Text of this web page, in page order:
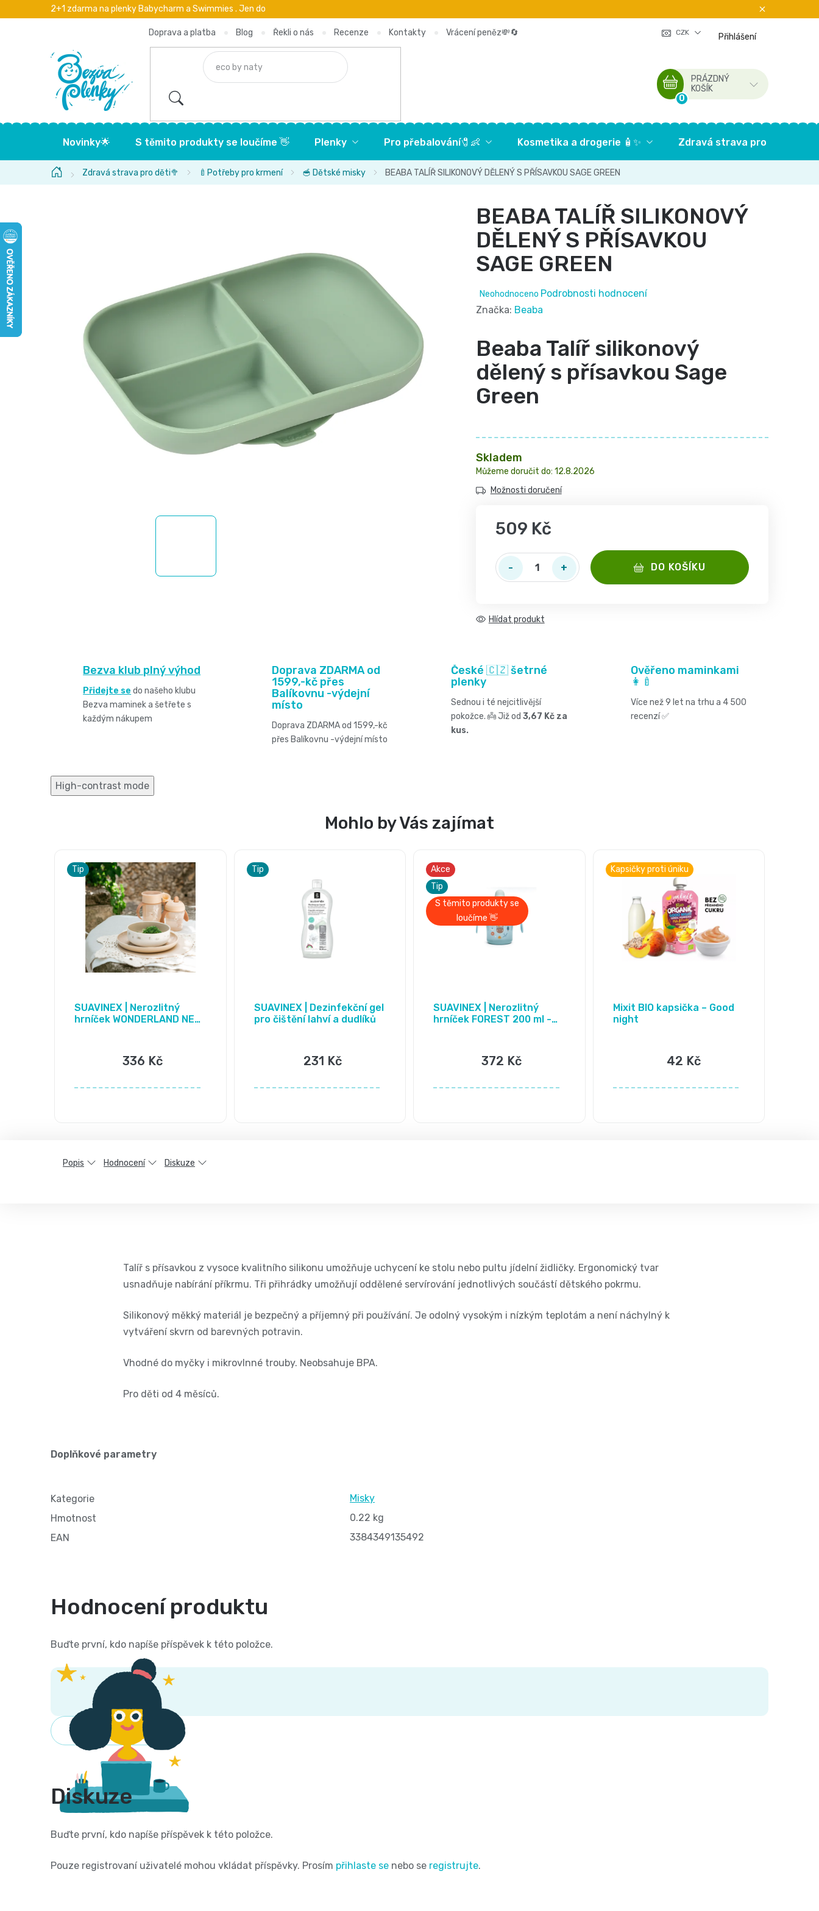
na
2+1 zdarma na plenky Babycharm a Swimmies . Jen do
Doprava a platba Blog Řekli o nás Recenze Kontakty Vrácení peněz💸🔄 CZK Přihlášení
NÁKUPNÍ
KOŠÍK
PRÁZDNÝ
KOŠÍK
Novinky🌟 S těmito produkty se loučíme 👋 Plenky Pro přebalování🧷👶 Kosmetika a drogerie 🧴✨ Zdravá strava pro děti🥦
DomůZdravá strava pro děti🥦 🍼Potřeby pro krmení 🥣 Dětské misky BEABA TALÍŘ SILIKONOVÝ DĚLENÝ S PŘÍSAVKOU SAGE GREEN
BEABA TALÍŘ SILIKONOVÝ
DĚLENÝ S PŘÍSAVKOU
SAGE GREEN
Průměrné
hodnocení
je
0,0
z
5
Neohodnoceno Podrobnosti hodnocení
Značka: Beaba
Beaba Talíř silikonový
dělený s přísavkou Sage
Green
Skladem
12.8.2026
Možnosti doručení
509 Kč
DO KOŠÍKU
Hlídat
Bezva klub plný výhod
Přidejte se do našeho klubu
Bezva maminek a šetřete s
každým nákupem
Doprava ZDARMA od
1599,-kč přes
Balíkovnu -výdejní
místo
Doprava ZDARMA od 1599,-kč
přes Balíkovnu -výdejní místo
České 🇨🇿 šetrné
plenky
Sednou i té nejcitlivější
pokožce. 👼 Již od 3,67 Kč za
kus.
Ověřeno maminkami
👩‍🍼
Více než 9 let na trhu a 4 500
recenzí ✅
High-contrast mode
Mohlo by Vás zajímat
Tip
SUAVINEX | Nerozlitný
hrníček WONDERLAND NEW
336 Kč
Tip
SUAVINEX | Dezinfekční gel
pro čištění lahví a dudlíků
231 Kč
Akce
Tip
S těmito produkty se
loučíme 👋
SUAVINEX | Nerozlitný
hrníček FOREST 200 ml -
372 Kč
Kapsičky proti úniku
Mixit BIO kapsička – Good
night
42 Kč
Popis Hodnocení Diskuze
Talíř s přísavkou z vysoce kvalitního silikonu umožňuje uchycení ke stolu nebo pultu jídelní židličky. Ergonomický tvar
usnadňuje nabírání příkrmu. Tři přihrádky umožňují oddělené servírování jednotlivých součástí dětského pokrmu.
Silikonový měkký materiál je bezpečný a příjemný při používání. Je odolný vysokým i nízkým teplotám a není náchylný k
vytváření skvrn od barevných potravin.
Vhodné do myčky i mikrovlnné trouby. Neobsahuje BPA.
Pro děti od 4 měsíců.
Doplňkové parametry
Kategorie
Misky
Hmotnost
0.22 kg
EAN
3384349135492
Hodnocení produktu
Buďte první, kdo napíše příspěvek k této položce.
PŘIDAT HODNOCENÍ
Diskuze
Buďte první, kdo napíše příspěvek k této položce.
Pouze registrovaní uživatelé mohou vkládat příspěvky. Prosím přihlaste se nebo se registrujte.